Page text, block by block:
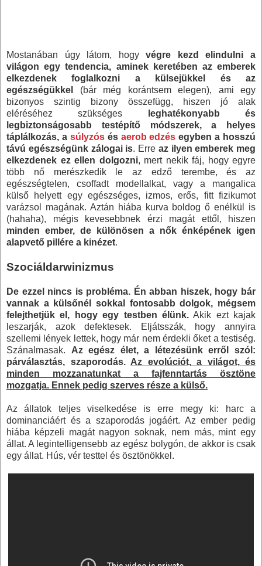
Mostanában úgy látom, hogyvégre kezd elindulni a
világon egy tendencia, aminek keretében az emberek
elkezdenek foglalkozni a külsejükkel és az
egészségükkel (bár még korántsem elegen), ami egy
bizonyos szintig bizony összefügg, hiszen jó alak
eléréséhez szükséges
leghatékonyabb és
legbiztonságosabb testépítő módszerek, a helyes
táplálkozás, a súlyzósés aerob edzés egyben a hosszú
távú egészségünk zálogai is. Erre az ilyen emberek meg
elkezdenek ez ellen dolgozni, mert nekik fáj, hogy egyre
több nő merészkedik le az edző terembe, és az
egészségtelen, csoffadt modellalkat, vagy a mangalica
külső helyett egy egészséges, izmos, erős, fitt fizikumot
varázsol magának. Aztán hiába kurva boldog ő enélkül is
(hahaha), mégis kevesebbnek érzi magát ettől, hiszen
minden ember, de különösen a nők énképének igen
alapvető pillére a kinézet.
Szociáldarwinizmus
De ezzel nincs is probléma. Én abban hiszek, hogy bár
vannak a külsőnél sokkal fontosabb dolgok, mégsem
felejthetjük el, hogy egy testben élünk.Akik ezt kajak
leszarják, azok defektesek. Eljátsszák, hogy annyira
szellemi lények lettek, hogy már nem érdekli őket a testiség.
Szánalmasak. Az egész élet, a létezésünk erről szól:
párválasztás, szaporodás. Az evolúciót, a világot, és
minden mozzanatunkat a fajfenntartás ösztöne
mozgatja. Ennek pedig szerves része a külső.
Az állatok teljes viselkedése is erre megy ki: harc a
dominanciáért és a szaporodás jogáért. Az ember pedig
hiába képzeli magát nagyon soknak, nem más, mint egy
állat. A legintelligensebb az egész bolygón, de akkor is csak
egy állat. Hús, vér testtel és ösztönökkel.